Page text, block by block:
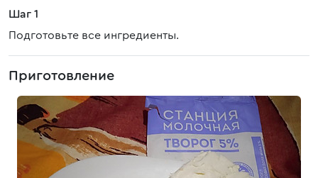
Шаг 1
Подготовьте все ингредиенты.
Приготовление